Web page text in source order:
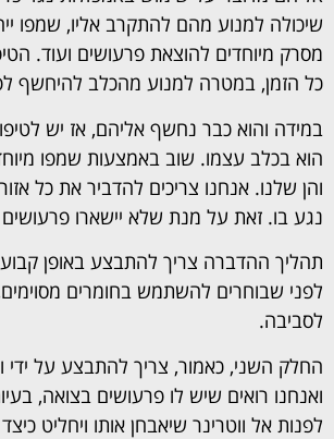
שיכולה למנוע מהם להתקרב אליו, שמפו
מסרק מיוחדים להוצאת פרעושים ועוד.
כל הזמן, במטרה למנוע מהכלב להיחשף
במידה והוא כבר נחשף אליהם, אז יש
הוא בכלב עצמו. שוב באמצעות שמפו
והן שלנו. אנחנו צריכים להדביר את כל
נגע בו. זאת על מנת שלא יישארו
תהליך ההדברה צריך להתבצע באופן
לפני שבוחרים להשתמש בחומרים
לסביבה.
החלק השני, כאמור, צריך להתבצע על ידי
ואנחנו רואים שיש לו פרעושים בצואה,
לפנות אל ווטרינר שיאבחן אותו ויחליט